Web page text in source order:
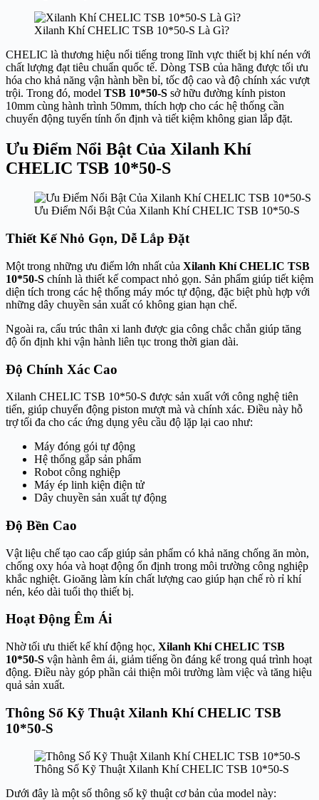
Xilanh Khí CHELIC TSB 10*50-S Là Gì?
CHELIC là thương hiệu nổi tiếng trong lĩnh vực thiết bị khí nén với
chất lượng đạt tiêu chuẩn quốc tế. Dòng TSB của hãng được tối ưu
hóa cho khả năng vận hành bền bỉ, tốc độ cao và độ chính xác vượt
trội. Trong đó, model TSB 10*50-S sở hữu đường kính piston
10mm cùng hành trình 50mm, thích hợp cho các hệ thống cần
chuyển động tuyến tính ổn định và tiết kiệm không gian lắp đặt.
Ưu Điểm Nổi Bật Của Xilanh Khí
CHELIC TSB 10*50-S
Ưu Điểm Nổi Bật Của Xilanh Khí CHELIC TSB 10*50-S
Thiết Kế Nhỏ Gọn, Dễ Lắp Đặt
Một trong những ưu điểm lớn nhất của Xilanh Khí CHELIC TSB
10*50-S chính là thiết kế compact nhỏ gọn. Sản phẩm giúp tiết kiệm
diện tích trong các hệ thống máy móc tự động, đặc biệt phù hợp với
những dây chuyền sản xuất có không gian hạn chế.
Ngoài ra, cấu trúc thân xi lanh được gia công chắc chắn giúp tăng
độ ổn định khi vận hành liên tục trong thời gian dài.
Độ Chính Xác Cao
Xilanh CHELIC TSB 10*50-S được sản xuất với công nghệ tiên
tiến, giúp chuyển động piston mượt mà và chính xác. Điều này hỗ
trợ tối đa cho các ứng dụng yêu cầu độ lặp lại cao như:
Máy đóng gói tự động
Hệ thống gắp sản phẩm
Robot công nghiệp
Máy ép linh kiện điện tử
Dây chuyền sản xuất tự động
Độ Bền Cao
Vật liệu chế tạo cao cấp giúp sản phẩm có khả năng chống ăn mòn,
chống oxy hóa và hoạt động ổn định trong môi trường công nghiệp
khắc nghiệt. Gioăng làm kín chất lượng cao giúp hạn chế rò rỉ khí
nén, kéo dài tuổi thọ thiết bị.
Hoạt Động Êm Ái
Nhờ tối ưu thiết kế khí động học, Xilanh Khí CHELIC TSB
10*50-S vận hành êm ái, giảm tiếng ồn đáng kể trong quá trình hoạt
động. Điều này góp phần cải thiện môi trường làm việc và tăng hiệu
quả sản xuất.
Thông Số Kỹ Thuật Xilanh Khí CHELIC TSB
10*50-S
Thông Số Kỹ Thuật Xilanh Khí CHELIC TSB 10*50-S
Dưới đây là một số thông số kỹ thuật cơ bản của model này: